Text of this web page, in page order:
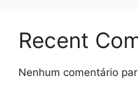
Recent
Nenhum comentário